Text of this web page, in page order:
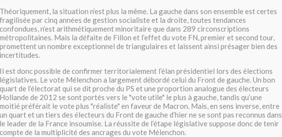
Théoriquement, la situation n’est plus la même. La gauche dans son ensemble est certes
fragilisée par cinq années de gestion socialiste et la droite, toutes tendances
confondues, n’est arithmétiquement minoritaire que dans 289 circonscriptions
métropolitaines. Mais la défaite de Fillon et l’effet du vote FN, premier et second tour,
promettent un nombre exceptionnel de triangulaires et laissent ainsi présager bien des
incertitudes.
Il est donc possible de confirmer territorialement l’élan présidentiel lors des élections
législatives. Le vote Mélenchon a largement débordé celui du Front de gauche. Un bon
quart de l’électorat qui se dit proche du PS et une proportion analogue des électeurs
Hollande de 2012 se sont portés vers le "vote utile" le plus à gauche, tandis qu’une
moitié préférait le vote plus "réaliste" en faveur de Macron. Mais, en sens inverse, entre
un quart et un tiers des électeurs du Front de gauche d’hier ne se sont pas reconnus dans
le leader de la France insoumise. La réussite de l’étape législative suppose donc de tenir
compte de la multiplicité des ancrages du vote Mélenchon.